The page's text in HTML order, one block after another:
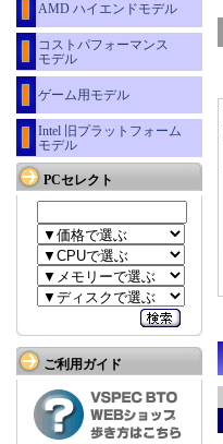
AMD ハイエンドモデル
コストパフォーマンス
モデル
ゲーム用モデル
Intel 旧プラットフォーム
モデル
PCセレクト
ご利用ガイド